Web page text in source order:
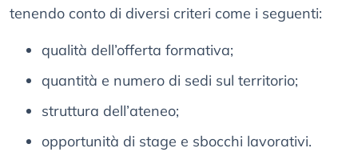
tenendo conto di diversi criteri come i seguenti:
qualità dell’offerta formativa;
quantità e numero di sedi sul territorio;
struttura dell’ateneo;
opportunità di stage e sbocchi lavorativi.